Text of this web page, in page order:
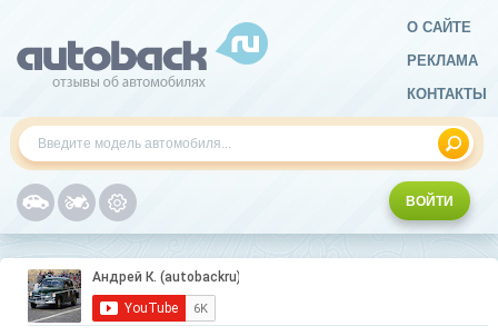
О САЙТЕ
РЕКЛАМА
КОНТАКТЫ
ВОЙТИ